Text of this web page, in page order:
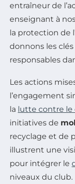
entraîneur de
enseignant à
la protection de
donnons les
responsables
Les actions
l’engagement
la lutte contre
initiatives de
recyclage et de
illustrent une
pour intégrer le
niveaux du club.